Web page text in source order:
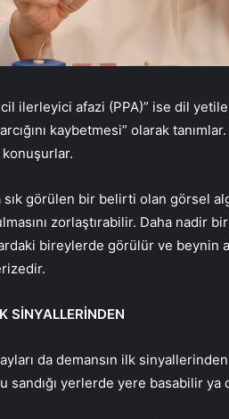
ilerleyici afazi (PPA)” ise dil
kaybetmesi” olarak
sık görülen bir belirti olan görsel
zorlaştırabilir. Daha nadir
bireylerde görülür ve beynin
SİNYALLERİNDEN
da demansın ilk
sandığı yerlerde yere basabilir ya